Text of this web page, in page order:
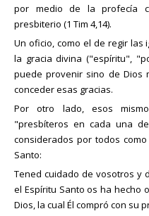
por medio de la profecía
presbiterio (1 Tim 4,14).
Un oficio, como el de regir las
la gracia divina ("espíritu",
puede provenir sino de Dios
conceder esas gracias.
Por otro lado, esos
"presbíteros en cada una
considerados por todos
Santo:
Tened cuidado de vosotros y
el Espíritu Santo os ha hecho
Dios, la cual Él compró con su